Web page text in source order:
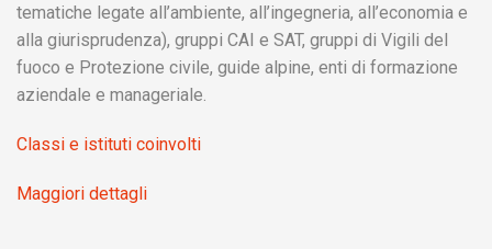
tematiche legate all’ambiente, all’ingegneria, all’economia e
alla giurisprudenza), gruppi CAI e SAT, gruppi di Vigili del
fuoco e Protezione civile, guide alpine, enti di formazione
aziendale e manageriale.
Classi e istituti coinvolti
Maggiori dettagli